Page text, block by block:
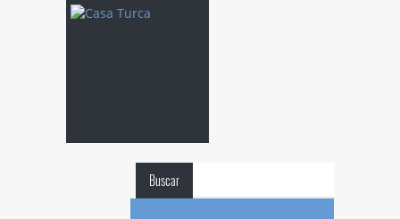
Buscar